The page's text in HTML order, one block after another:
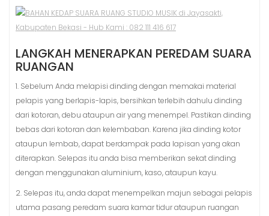
LANGKAH MENERAPKAN PEREDAM SUARA
RUANGAN
1. Sebelum Anda melapisi dinding dengan memakai material
pelapis yang berlapis-lapis, bersihkan terlebih dahulu dinding
dari kotoran, debu ataupun air yang menempel. Pastikan dinding
bebas dari kotoran dan kelembaban. Karena jika dinding kotor
ataupun lembab, dapat berdampak pada lapisan yang akan
diterapkan. Selepas itu anda bisa memberikan sekat dinding
dengan menggunakan aluminium, kaso, ataupun kayu.
2. Selepas itu, anda dapat menempelkan majun sebagai pelapis
utama pasang peredam suara kamar tidur ataupun ruangan